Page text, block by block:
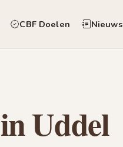
CBF Doelen Nieuws
Uddel